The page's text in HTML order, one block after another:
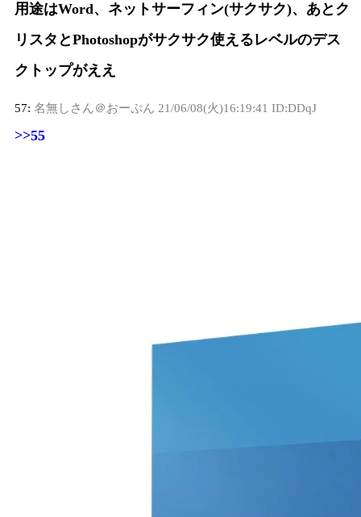
用途はWord、ネットサーフィン(サクサク)、あとク
リスタとPhotoshopがサクサク使えるレベルのデス
クトップがええ
57: 名無しさん＠おーぷん 21/06/08(火)16:19:41 ID:DDqJ
>>55